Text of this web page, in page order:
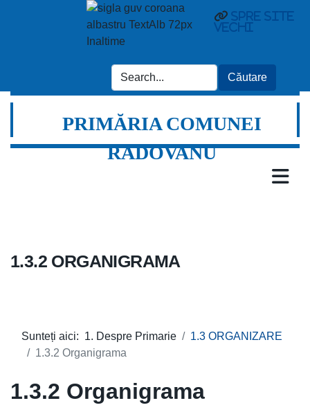
Spre site
vechi
PRIMĂRIA COMUNEI
RADOVANU
1.3.2 ORGANIGRAMA
Sunteți aici: 1. Despre Primarie
1.3 ORGANIZARE
1.3.2 Organigrama
1.3.2 Organigrama